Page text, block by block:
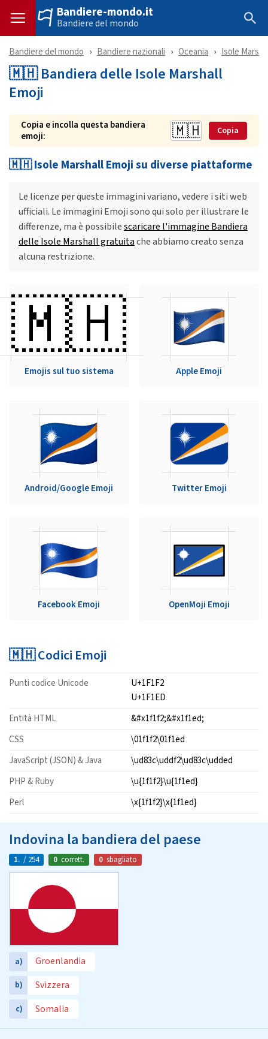
Bandiere-mondo.it
Bandiere del mondo
Bandiere del mondo Bandiere nazionali Oceania Isole
🇲🇭 Bandiera delle Isole Marshall
Emoji
Copia e incolla questa bandiera
emoji:
Copia
🇲🇭 Isole Marshall Emoji su diverse piattaforme
Le licenze per queste immagini variano, vedere i siti web
ufficiali. Le immagini Emoji sono qui solo per illustrare le
differenze, ma è possibilescaricare l'immagine Bandiera
delle Isole Marshall gratuitache abbiamo creato senza
alcuna restrizione.
🇲🇭
Emojis sul tuo sistema Apple Emoji
Android/Google Emoji Twitter Emoji
Facebook Emoji OpenMoji Emoji
🇲🇭 Codici Emoji
Punti codice Unicode
U+1F1F2
U+1F1ED
Entità HTML
&#x1f1f2;&#x1f1ed;
CSS
\01f1f2\01f1ed
JavaScript (JSON) & Java
\ud83c\uddf2\ud83c\udded
PHP & Ruby
\u{1f1f2}\u{1f1ed}
Perl
\x{1f1f2}\x{1f1ed}
Indovina la bandiera del paese
1. / 254 0 corrett. 0 sbagliato
a) Groenlandia
b) Svizzera
c) Somalia